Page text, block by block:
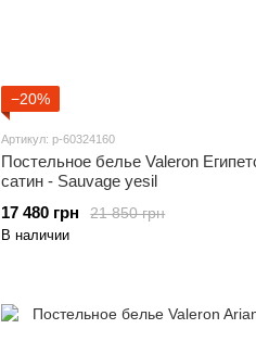
−20%
Артикул: p-60324160
Постельное белье Valeron
сатин - Sauvage yesil
21 850 грн
17 480 грн
В наличии